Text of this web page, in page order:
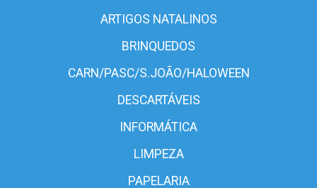
ARTIGOS NATALINOS
BRINQUEDOS
CARN/PASC/S.JOÃO/HALOWEEN
DESCARTÁVEIS
INFORMÁTICA
LIMPEZA
PAPELARIA